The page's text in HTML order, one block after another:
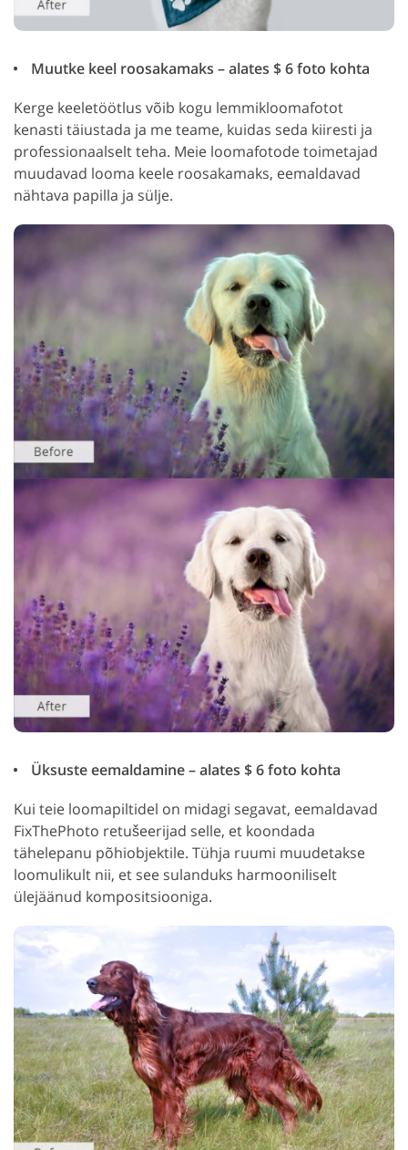
Muutke keel roosakamaks – alates $ 6 foto kohta
Kerge keeletöötlus võib kogu lemmikloomafotot
kenasti täiustada ja me teame, kuidas seda kiiresti ja
professionaalselt teha. Meie loomafotode toimetajad
muudavad looma keele roosakamaks, eemaldavad
nähtava papilla ja sülje.
Üksuste eemaldamine – alates $ 6 foto kohta
Kui teie loomapiltidel on midagi segavat, eemaldavad
FixThePhoto retušeerijad selle, et koondada
tähelepanu põhiobjektile. Tühja ruumi muudetakse
loomulikult nii, et see sulanduks harmooniliselt
ülejäänud kompositsiooniga.